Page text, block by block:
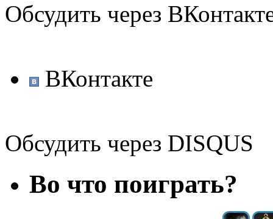
Обсудить через
ВКонтакте
Обсудить через DISQUS
Во что поиграть?